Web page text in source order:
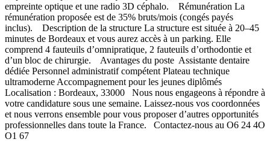
empreinte optique et une radio 3D céphalo. Rémunération La
rémunération proposée est de 35% bruts/mois (congés payés
inclus). Description de la structure La structure est située à 20–45
minutes de Bordeaux et vous aurez accès à un parking. Elle
comprend 4 fauteuils d’omnipratique, 2 fauteuils d’orthodontie et
d’un bloc de chirurgie. Avantages du poste Assistante dentaire
dédiée Personnel administratif compétent Plateau technique
ultramoderne Accompagnement pour les jeunes diplômés
Localisation : Bordeaux, 33000 Nous nous engageons à répondre à
votre candidature sous une semaine. Laissez-nous vos coordonnées
et nous verrons ensemble pour vous proposer d’autres opportunités
professionnelles dans toute la France. Contactez-nous au O6 24 4O
O1 67